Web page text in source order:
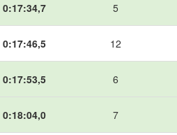
0:17:34,7 5
0:17:46,5 12
0:17:53,5 6
0:18:04,0 7